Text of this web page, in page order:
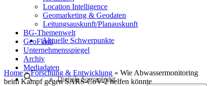
Aktuelle Schwerpunkte
Digitale Souveränität
Location Intelligence
Geomarketing & Geodaten
Leitungsauskunft/Planauskunft
BG-Themenwelt
GeoFlash
Unternehmensspiegel
Archiv
Mediadaten
Home»Forschung & Entwicklung » Wie Abwassermonitoring
beim Kampf gegen SARS-CoV-2 helfen könnte